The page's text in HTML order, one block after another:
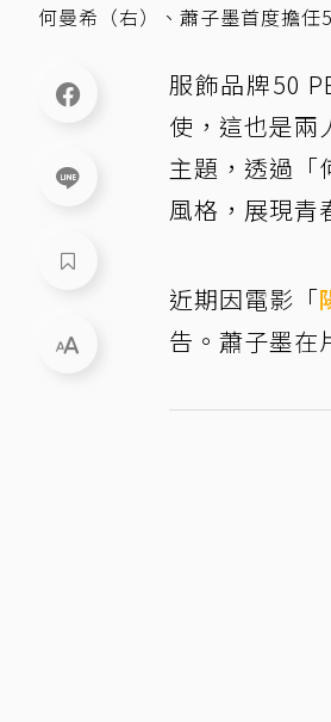
何曼希（右）、蕭子墨首度擔
服飾品牌50
使，這也是兩
主題，透過「
風格，展現青
近期因電影「
告。蕭子墨在